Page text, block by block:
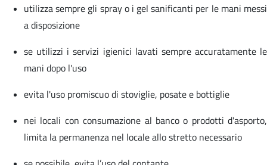
utilizza sempre gli spray o i gel sanificanti per le mani messi
a disposizione
se utilizzi i servizi igienici lavati sempre accuratamente le
mani dopo l'uso
evita l'uso promiscuo di stoviglie, posate e bottiglie
nei locali con consumazione al banco o prodotti d'asporto,
limita la permanenza nel locale allo stretto necessario